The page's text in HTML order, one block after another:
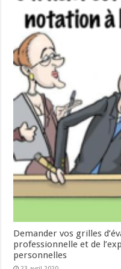
Demander vos grilles
professionnelle et de
personnelles